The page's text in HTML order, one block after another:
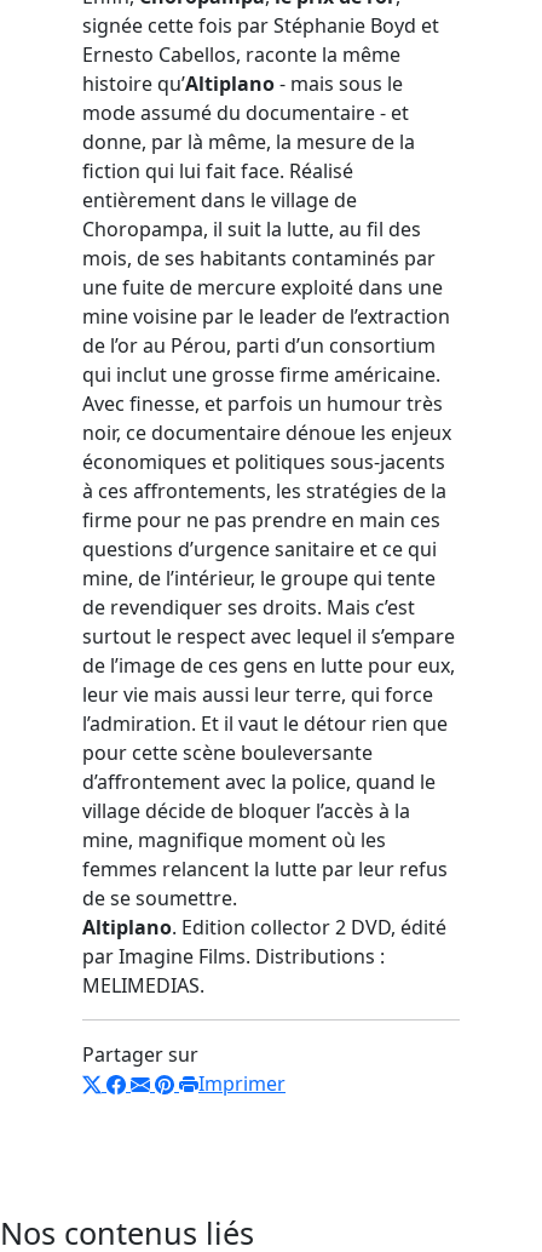
signée cette fois par Stéphanie Boyd et
Ernesto Cabellos, raconte la même
histoire qu’Altiplano- mais sous le
mode assumé du documentaire - et
donne, par là même, la mesure de la
fiction qui lui fait face. Réalisé
entièrement dans le village de
Choropampa, il suit la lutte, au fil des
mois, de ses habitants contaminés par
une fuite de mercure exploité dans une
mine voisine par le leader de l’extraction
de l’or au Pérou, parti d’un consortium
qui inclut une grosse firme américaine.
Avec finesse, et parfois un humour très
noir, ce documentaire dénoue les enjeux
économiques et politiques sous-jacents
à ces affrontements, les stratégies de la
firme pour ne pas prendre en main ces
questions d’urgence sanitaire et ce qui
mine, de l’intérieur, le groupe qui tente
de revendiquer ses droits. Mais c’est
surtout le respect avec lequel il s’empare
de l’image de ces gens en lutte pour eux,
leur vie mais aussi leur terre, qui force
l’admiration. Et il vaut le détour rien que
pour cette scène bouleversante
d’affrontement avec la police, quand le
village décide de bloquer l’accès à la
mine, magnifique moment où les
femmes relancent la lutte par leur refus
de se soumettre.
Altiplano. Edition collector 2 DVD, édité
par Imagine Films. Distributions :
MELIMEDIAS.
Partager sur
Imprimer
Nos contenus liés